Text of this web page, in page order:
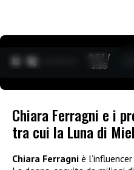
0:27 /
3:35
Chiara Ferragni e i
tra cui la Luna di
Chiara Ferragni è